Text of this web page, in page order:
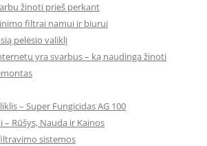
žinoti prieš perkant
filtrai namui ir biurui
pelėsio valiklį
yra svarbus – ką naudinga žinoti
– Super Fungicidas AG 100
Rūšys, Nauda ir Kainos
sistemos